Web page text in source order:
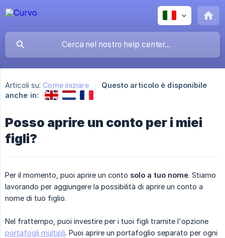
Articoli su: Come iniziare
Questo articolo è disponibile
anche in:
Posso aprire un conto per i miei
figli?
Per il momento, puoi aprire un conto solo a tuo nome. Stiamo
lavorando per aggiungere la possibilità di aprire un conto a
nome di tuo figlio.
Nel frattempo, puoi investire per i tuoi figli tramite l'opzione
portafogli multipli. Puoi aprire un portafoglio separato per ogni